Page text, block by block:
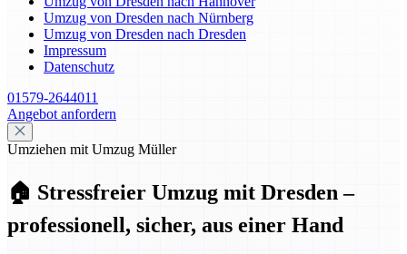
Umzug von Dresden nach Nürnberg
Umzug von Dresden nach Dresden
Impressum
Datenschutz
01579-2644011
Angebot anfordern
Umziehen mit Umzug Müller
🏠 Stressfreier Umzug mit Dresden –
professionell, sicher, aus einer Hand